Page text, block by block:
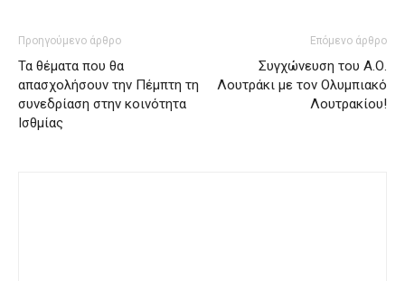
Προηγούμενο άρθρο
Τα θέματα που θα
απασχολήσουν την Πέμπτη τη
συνεδρίαση στην κοινότητα
Ισθμίας
Επόμενο άρθρο
Συγχώνευση του Α.Ο.
Λουτράκι με τον Ολυμπιακό
Λουτρακίου!